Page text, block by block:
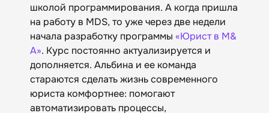
школой программирования. А когда пришла
на работу в MDS, то уже через две недели
начала разработку программы «Юрист в M&
A». Курс постоянно актуализируется и
дополняется. Альбина и ее команда
стараются сделать жизнь современного
юриста комфортнее: помогают
автоматизировать процессы,